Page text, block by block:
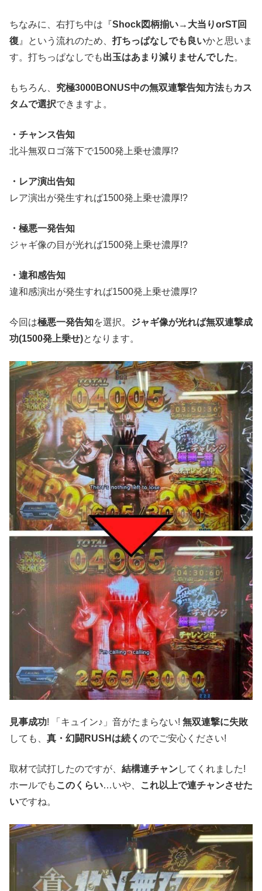
ちなみに、右打ち中は『Shock図柄揃い→大当りorST回
復 』という流れのため、 打ちっぱなしでも良いかと思いま
す。打ちっぱなしでも出玉はあまり減りませんでした。
もちろん、 究極3000BONUS中の無双連撃告知方法も カス
タムで選択できますよ。
・チャンス告知
北斗無双ロゴ落下で1500発上乗せ濃厚!?
・レア演出告知
レア演出が発生すれば1500発上乗せ濃厚!?
・極悪一発告知
ジャギ像の目が光れば1500発上乗せ濃厚!?
・違和感告知
違和感演出が発生すれば1500発上乗せ濃厚!?
今回は極悪一発告知を選択。 ジャギ像が光れば無双連撃成
功(1500発上乗せ)となります。
見事成功! 「キュイン♪」音がたまらない! 無双連撃に失敗
しても、 真・幻闘RUSHは続く のでご安心ください!
取材で試打したのですが、 結構連チャンしてくれました!
ホールでも このくらい…いや、
これ以上で連チャンさせた
いですね。